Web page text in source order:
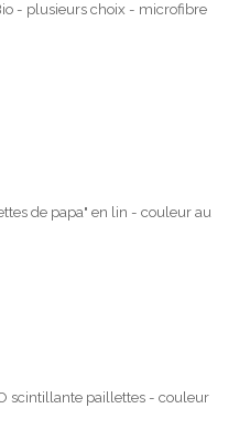
- plusieurs choix - microfibre
de papa" en lin - couleur au
scintillante paillettes - couleur